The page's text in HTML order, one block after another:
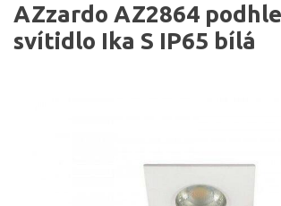
AZzardo AZ2864
svítidlo Ika S IP65 bílá